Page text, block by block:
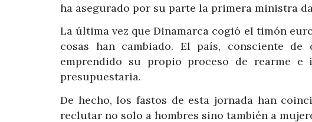
ha asegurado por su parte la primera ministra
La última vez que Dinamarca cogió el timón
cosas han cambiado. El país, consciente
emprendido su propio proceso de rearme e
presupuestaria.
De hecho, los fastos de esta jornada han
reclutar no solo a hombres sino también a